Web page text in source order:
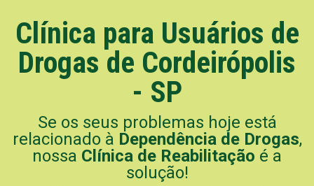
Clínica para Usuários de
Drogas de Cordeirópolis
- SP
Se os seus problemas hoje está
relacionado à Dependência de Drogas,
nossa Clínica de Reabilitação é a
solução!